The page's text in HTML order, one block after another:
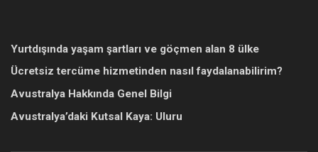
Yurtdışında yaşam şartları ve göçmen alan 8 ülke
Ücretsiz tercüme hizmetinden nasıl faydalanabilirim?
Avustralya Hakkında Genel Bilgi
Avustralya’daki Kutsal Kaya: Uluru